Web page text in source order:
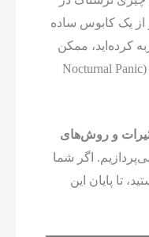
از یک کابوس ساده
کرده‌اید، ممکن
(Nocturnal Panic
و روش‌های
اگر شما
تا پایان این